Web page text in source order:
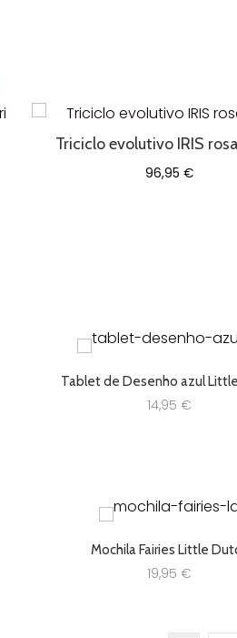
Triciclo evolutivo IRIS
96,95 €
Tablet de Desenho azul
14,95 €
Mochila Fairies Little
19,95 €